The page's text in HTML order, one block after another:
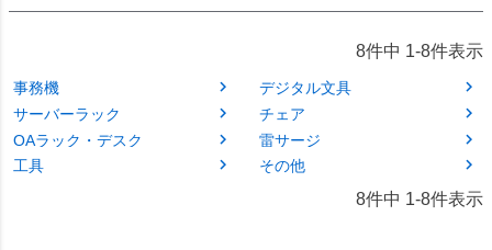
8件中 1-8件表示
事務機
デジタル文具
サーバーラック
チェア
OAラック・デスク
雷サージ
工具
その他
8件中 1-8件表示